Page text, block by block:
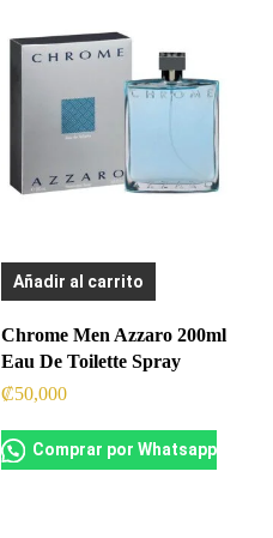
Añadir al carrito
Chrome Men Azzaro 200ml
Eau De Toilette Spray
₡50,000
Comprar por Whatsapp